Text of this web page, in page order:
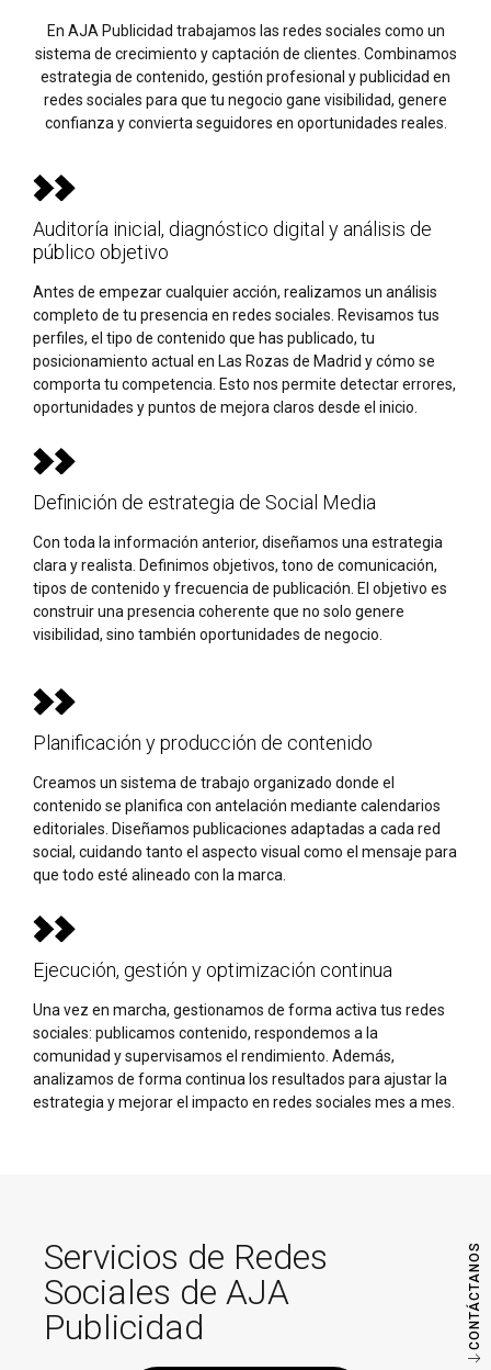
CONTÁCTANOS
En AJA Publicidad trabajamos las redes sociales como un
sistema de crecimiento y captación de clientes. Combinamos
estrategia de contenido, gestión profesional y publicidad en
redes sociales para que tu negocio gane visibilidad, genere
confianza y convierta seguidores en oportunidades reales.
Auditoría inicial, diagnóstico digital y análisis de
público objetivo
Antes de empezar cualquier acción, realizamos un análisis
completo de tu presencia en redes sociales. Revisamos tus
perfiles, el tipo de contenido que has publicado, tu
posicionamiento actual en Las Rozas de Madrid y cómo se
comporta tu competencia. Esto nos permite detectar errores,
oportunidades y puntos de mejora claros desde el inicio.
Definición de estrategia de Social Media
Con toda la información anterior, diseñamos una estrategia
clara y realista. Definimos objetivos, tono de comunicación,
tipos de contenido y frecuencia de publicación. El objetivo es
construir una presencia coherente que no solo genere
visibilidad, sino también oportunidades de negocio.
Planificación y producción de contenido
Creamos un sistema de trabajo organizado donde el
contenido se planifica con antelación mediante calendarios
editoriales. Diseñamos publicaciones adaptadas a cada red
social, cuidando tanto el aspecto visual como el mensaje para
que todo esté alineado con la marca.
Ejecución, gestión y optimización continua
Una vez en marcha, gestionamos de forma activa tus redes
sociales: publicamos contenido, respondemos a la
comunidad y supervisamos el rendimiento. Además,
analizamos de forma continua los resultados para ajustar la
estrategia y mejorar el impacto en redes sociales mes a mes.
Servicios de Redes
Sociales de AJA
Publicidad